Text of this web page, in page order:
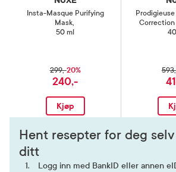
Insta-Masque Purifying
Mask,
50 ml
299,-20%
240,-
Kjøp
Correction
Hent resepter for deg
ditt
Logg inn med BankID eller annen